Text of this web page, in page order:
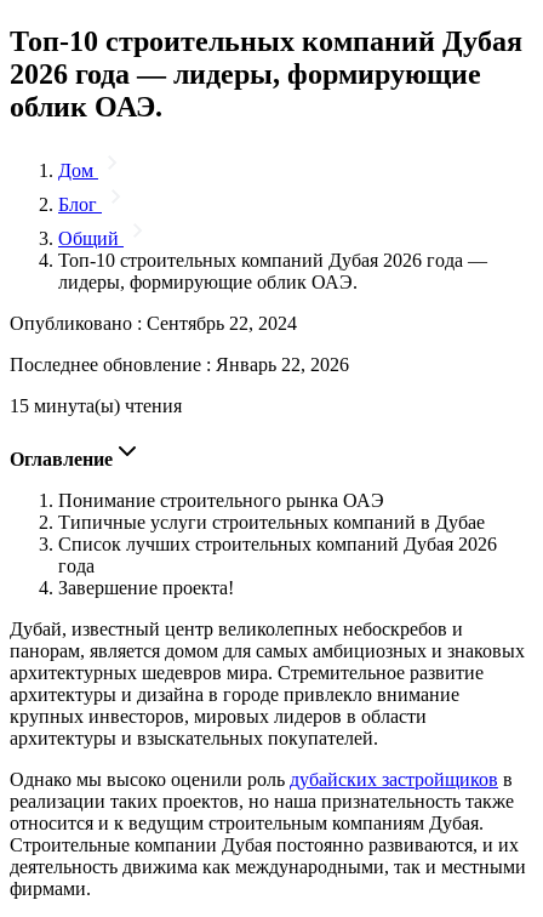
Топ-10 строительных компаний Дубая
2026 года — лидеры, формирующие
облик ОАЭ.
Дом
Блог
Общий
Топ-10 строительных компаний Дубая 2026 года —
лидеры, формирующие облик ОАЭ.
Опубликовано : Сентябрь 22, 2024
Последнее обновление : Январь 22, 2026
15 минута(ы) чтения
Оглавление
Понимание строительного рынка ОАЭ
Типичные услуги строительных компаний в Дубае
Список лучших строительных компаний Дубая 2026
года
Завершение проекта!
Дубай, известный центр великолепных небоскребов и
панорам, является домом для самых амбициозных и знаковых
архитектурных шедевров мира. Стремительное развитие
архитектуры и дизайна в городе привлекло внимание
крупных инвесторов, мировых лидеров в области
архитектуры и взыскательных покупателей.
Однако мы высоко оценили роль дубайских застройщиков в
реализации таких проектов, но наша признательность также
относится и к ведущим строительным компаниям Дубая.
Строительные компании Дубая постоянно развиваются, и их
деятельность движима как международными, так и местными
фирмами.